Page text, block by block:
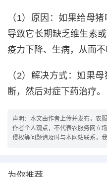
（1）原因：如果给母
导致它长期缺乏维生素
疫力下降、生病，从而不
（2）解决方式：如果
断，然后对症下药治疗。
声明：本文由作者上传并发布，农
作者个人观点，不代表农服务网立
侵权等问题请及时与本网站联系，